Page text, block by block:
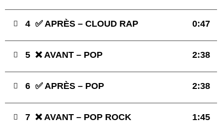
4 ✅ APRÈS – CLOUD RAP 0:47
5 ❌ AVANT – POP 2:38
6 ✅ APRÈS – POP 2:38
7 ❌ AVANT – POP ROCK 1:45